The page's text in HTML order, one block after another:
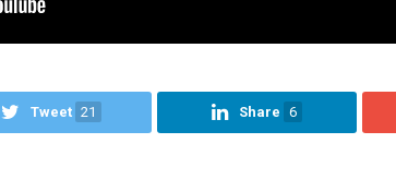
Tweet 21 Share 6